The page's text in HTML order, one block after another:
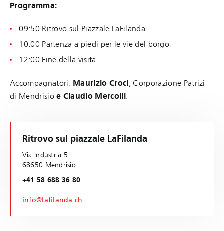
Programma:
09:50 Ritrovo sul Piazzale LaFilanda
10:00 Partenza a piedi per le vie del borgo
12:00 Fine della visita
Accompagnatori: Maurizio Croci , Corporazione Patrizi
di Mendrisioe Claudio Mercolli
Ritrovo sul piazzale LaFilanda
Via Industria 5
68650 Mendrisio
+41 58 688 36 80
info@lafilanda.ch